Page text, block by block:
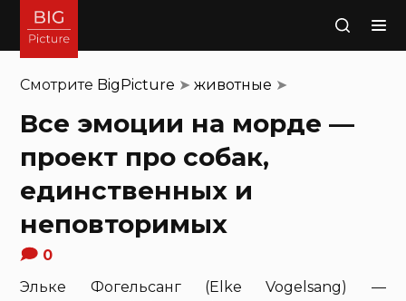
Поиск
Смотрите BigPicture ➤животные ➤
Все эмоции на морде —
проект про собак,
единственных и
неповторимых
0
Эльке Фогельсанг (Elke Vogelsang) —